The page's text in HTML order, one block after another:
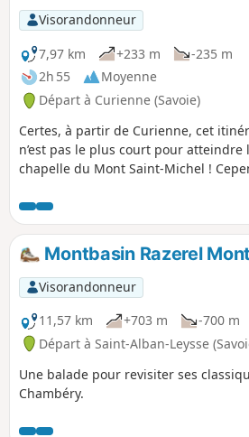
Visorandonneur
7,97 km
+233 m
-235 m
2h 55
Moyenne
Départ à Curienne (Savoie)
Certes, à partir de Curienne, cet
n’est pas le plus court pour atteindre
chapelle du Mont Saint-Michel !
agréable chemin de la Paraie, la stèle
ferme des Maquisards et de
de vue sur Chambéry et les montagnes
environnantes.Sans difficulté
avec un faible dénivelé, cette
toutefois classée en difficulté
par sa longueur.
Montbasin Razerel
Visorandonneur
11,57 km
+703 m -700 m
Départ à Saint-Alban-Leysse
Une balade pour revisiter ses
Chambéry.